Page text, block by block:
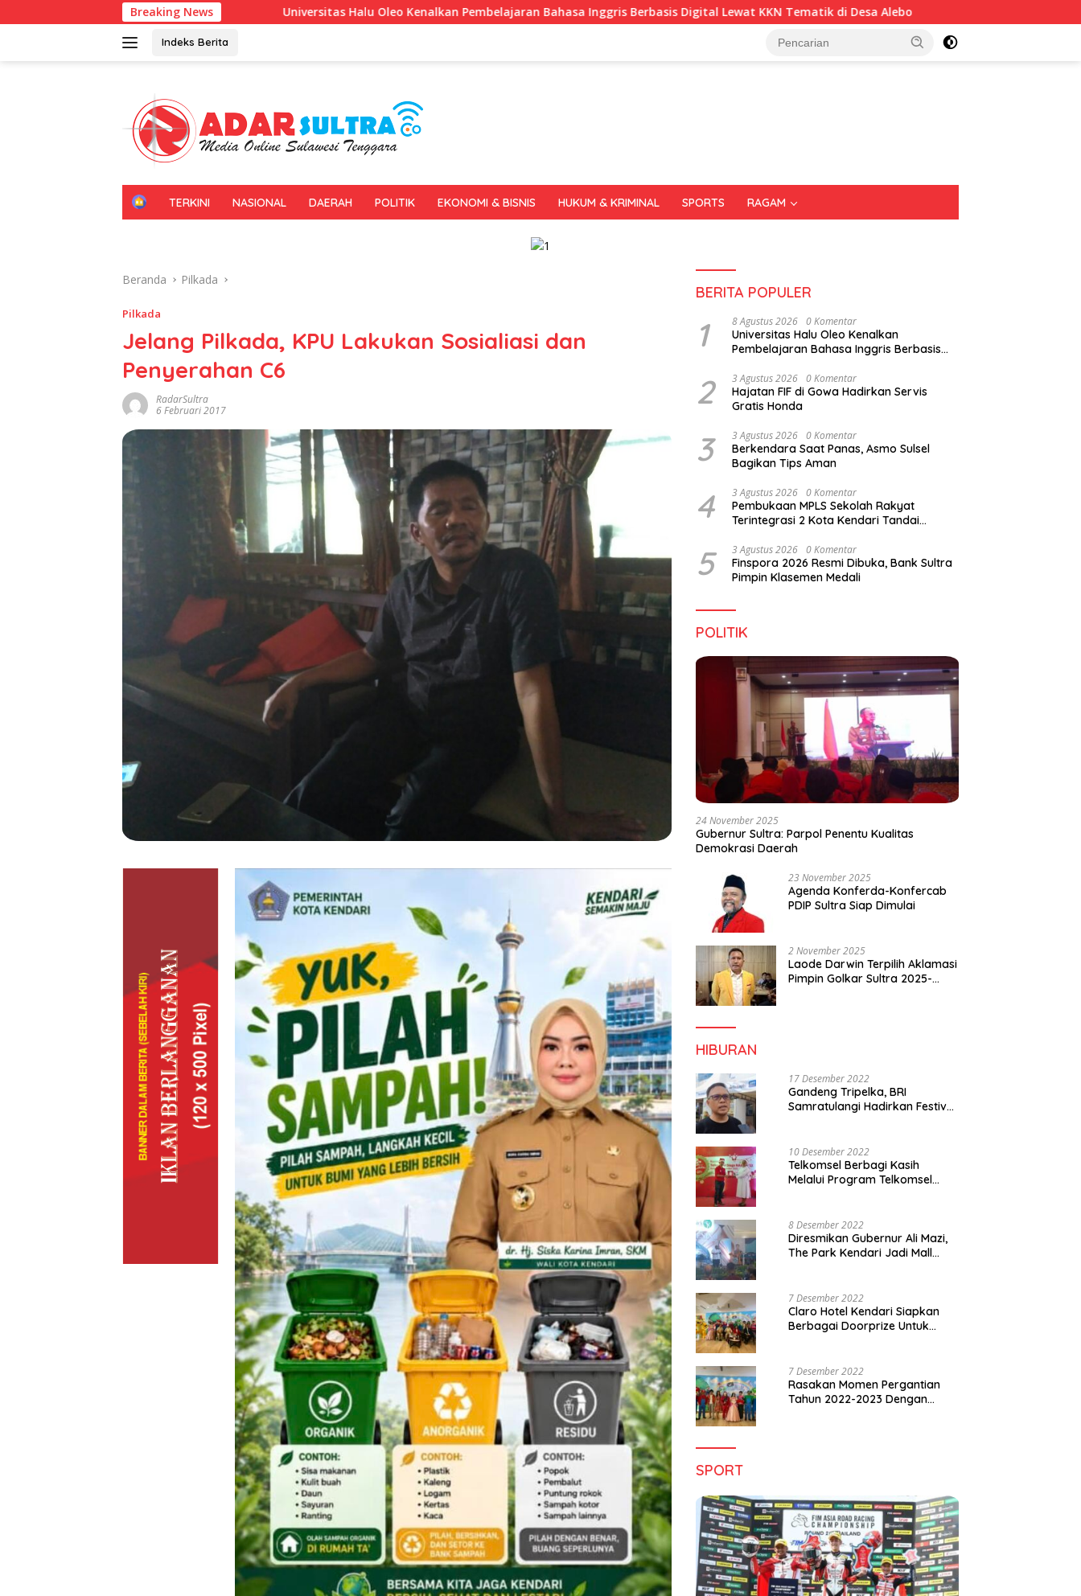
ke
Breaking News
Universitas Halu Oleo Kenalkan Pembelajaran Bahasa Inggris Berbasis Digital Lewat KKN Tematik di Desa Alebo Imigrasi Sultra Perkuat Kepedulian Sosial Lewat
Indeks Berita
H
TERKINI NASIONAL DAERAH POLITIK EKONOMI & BISNIS HUKUM & KRIMINAL SPORTS RAGAM
Beranda Pilkada
Pilkada
Jelang Pilkada, KPU Lakukan Sosialiasi dan
Penyerahan C6
RadarSultra
6 Februari 2017
BERITA POPULER
1 8 Agustus 2026 0 Komentar
Universitas Halu Oleo Kenalkan
Pembelajaran Bahasa Inggris Berbasis
2 3 Agustus 2026 0 Komentar
Hajatan FIF di Gowa Hadirkan Servis
Gratis Honda
3 3 Agustus 2026 0 Komentar
Berkendara Saat Panas, Asmo Sulsel
Bagikan Tips Aman
4 3 Agustus 2026 0 Komentar
Pembukaan MPLS Sekolah Rakyat
Terintegrasi 2 Kota Kendari Tandai
5 3 Agustus 2026 0 Komentar
Finspora 2026 Resmi Dibuka, Bank Sultra
Pimpin Klasemen Medali
POLITIK
24 November 2025
Gubernur Sultra: Parpol Penentu Kualitas
Demokrasi Daerah
23 November 2025
Agenda Konferda-Konfercab
PDIP Sultra Siap Dimulai
2 November 2025
Laode Darwin Terpilih Aklamasi
Pimpin Golkar Sultra 2025-
HIBURAN
17 Desember 2022
Gandeng Tripelka, BRI
Samratulangi Hadirkan Festival
10 Desember 2022
Telkomsel Berbagi Kasih
Melalui Program Telkomsel
8 Desember 2022
Diresmikan Gubernur Ali Mazi,
The Park Kendari Jadi Mall
7 Desember 2022
Claro Hotel Kendari Siapkan
Berbagai Doorprize Untuk
7 Desember 2022
Rasakan Momen Pergantian
Tahun 2022-2023 Dengan
SPORT